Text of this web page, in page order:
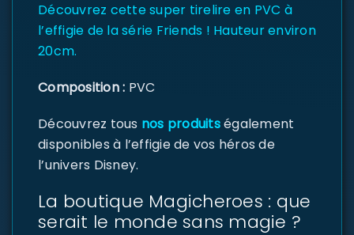
Découvrez cette super tirelire en PVC à
l’effigie de la série Friends ! Hauteur environ
20cm.
Composition : PVC
Découvrez tous nos produitségalement
disponibles à l’effigie de vos héros de
l’univers Disney.
La boutique Magicheroes : que
serait le monde sans magie ?